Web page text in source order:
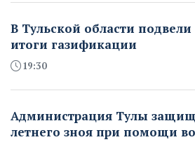
В Тульской области
итоги газификации
19:30
Администрация Тулы
летнего зноя при помощи